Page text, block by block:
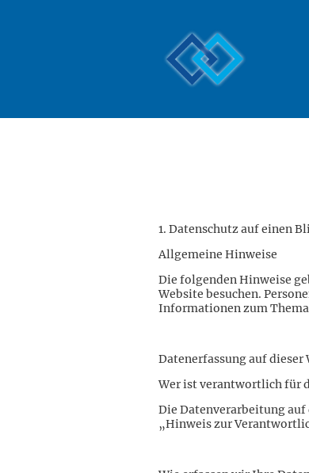
1. Datenschutz auf einen
Allgemeine Hinweise
Die folgenden Hinweise
Website besuchen.
Informationen zum
Datenerfassung auf dieser
Wer ist verantwortlich für
Die Datenverarbeitung
„Hinweis zur